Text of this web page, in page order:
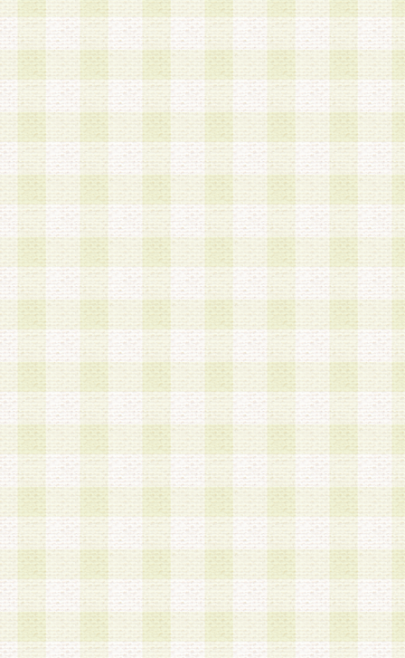
a.既に登録されている会員と同一のメールアドレ
録する場合
b.本サービスと同様のサービスを提供している企
業に従事していると思われる本人またはその家族
場合
c.その他当社が不適切と判断する場合
2.当社は、会員登録希望者を会員として承認する
した 場合、会員登録希望者による会員登録手続
による承認後の場合であっても、会員登録の取り
の抹消を、当社が適切と判 断する方法・手段に
とができるものとします。
3.会員登録希望者が18歳未満、成年被後見人、被
人 である場合は、親権者などの法定代理人の同
録を行うものとします。なお、義務教育学齢に該
者については、登録時に 当社が別途定める方法
権者による承認手続きを行うものとします。
第3条 会員の登録方法
1.会員登録手続きは、会員登録希望者本人が行う
る登録は一切認められないものとします。
2.会員登録希望者は、本規約に同意の後、当社指
画 面」において、当社が指定する必要事項を入
を行うものとします。当社は、会員登録を承認し
会員として本サービスを 受けるためのログイン
を付与します。
3.会員は、会員登録の際に申告する登録情報の全